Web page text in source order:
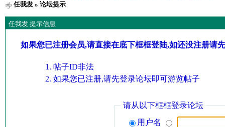
任我发» 论坛提示
任我发 提示信息
如果您已注册会员,请直接在底下框框登陆,如还没注册请
帖子ID非法
如果您已注册,请先登录论坛即可游览帖子
请从以下框框登录论坛
用户名